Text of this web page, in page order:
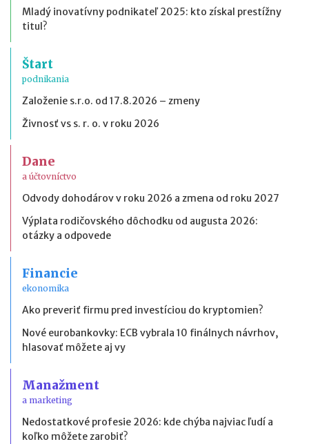
Mladý inovatívny podnikateľ 2025: kto získal prestížny
titul?
Štart
podnikania
Založenie s.r.o. od 17.8.2026 – zmeny
Živnosť vs s. r. o. v roku 2026
Dane
a účtovníctvo
Odvody dohodárov v roku 2026 a zmena od roku 2027
Výplata rodičovského dôchodku od augusta 2026:
otázky a odpovede
Financie
ekonomika
Ako preveriť firmu pred investíciou do kryptomien?
Nové eurobankovky: ECB vybrala 10 finálnych návrhov,
hlasovať môžete aj vy
Manažment
a marketing
Nedostatkové profesie 2026: kde chýba najviac ľudí a
koľko môžete zarobiť?